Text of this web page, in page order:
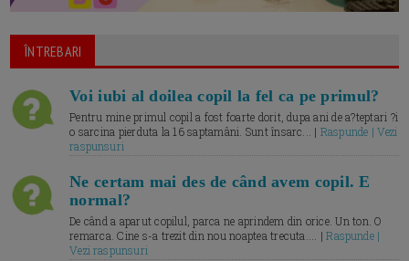
ÎNTREBARI
Voi iubi al doilea copil la fel ca pe primul?
Pentru mine primul copil a fost foarte dorit, dupa ani de a?teptari ?i
o sarcina pierduta la 16 saptamâni. Sunt însarc... | Raspunde | Vezi
raspunsuri
Ne certam mai des de când avem copil. E
normal?
De când a aparut copilul, parca ne aprindem din orice. Un ton. O
remarca. Cine s-a trezit din nou noaptea trecuta.... |Raspunde |
Vezi raspunsuri